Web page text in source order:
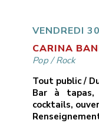
jonctions
VENDREDI
CARINA
Pop/Rock
Tout public /
Bar à tapas,
cocktails,